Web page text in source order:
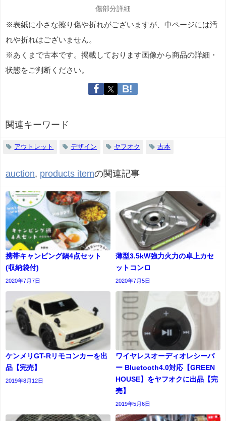
傷部分詳細
※表紙に小さな擦り傷や折れがございますが、中ページには汚
れや折れはございません。
※あくまで古本です。掲載しております画像から商品の詳細・
状態をご判断ください。
関連キーワード
アウトレット デザイン ヤフオク 古本
auction, products itemの関連記事
携帯キャンピング鍋4点セット
(収納袋付)
2020年7月7日
薄型3.5kW強力火力の卓上カセ
ットコンロ
2020年7月5日
ケンメリGT-Rリモコンカーを出
品【完売】
2019年8月12日
ワイヤレスオーディオレシーバ
ー Bluetooth4.0対応【GREEN
HOUSE】をヤフオクに出品【完
売】
2019年5月6日